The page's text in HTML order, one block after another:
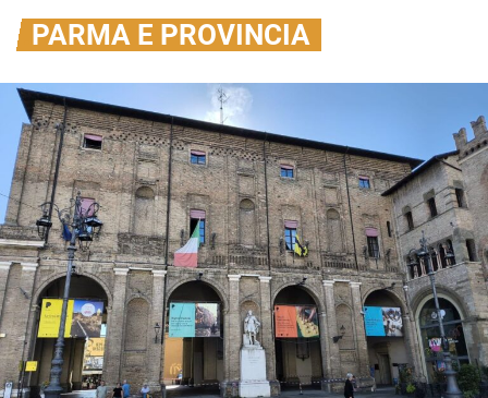
PARMA E PROVINCIA